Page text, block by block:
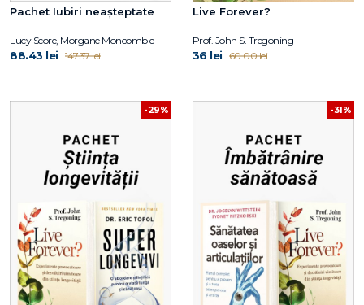
Pachet Iubiri neașteptate
Lucy Score, Morgane Moncomble
88.43 lei 147.37 lei
Live Forever?
Prof. John S. Tregoning
36 lei 60.00 lei
-29% -31%